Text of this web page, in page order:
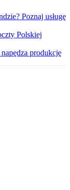
Poznaj usługę
Polskiej
produkcję